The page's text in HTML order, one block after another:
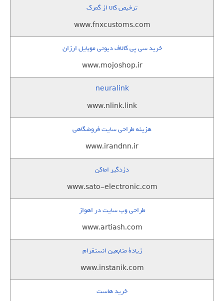
ترخیص کالا از گمرک
www.fnxcustoms.com
خرید سی پی کالاف دیوتی موبایل ارزان
www.mojoshop.ir
neuralink
www.nlink.link
هزینه طراحی سایت فروشگاهی
www.irandnn.ir
دزدگیر اماکن
www.sato-electronic.com
طراحی وب سایت در اهواز
www.artiash.com
زيادة متابعين انستقرام
www.instanik.com
خرید هاست